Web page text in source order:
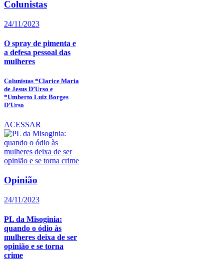
Colunistas
24/11/2023
O spray de pimenta e
a defesa pessoal das
mulheres
Colunistas *Clarice Maria
de Jesus D’Urso e
*Umberto Luiz Borges
D’Urso
ACESSAR
Opinião
24/11/2023
PL da Misoginia:
quando o ódio às
mulheres deixa de ser
opinião e se torna
crime